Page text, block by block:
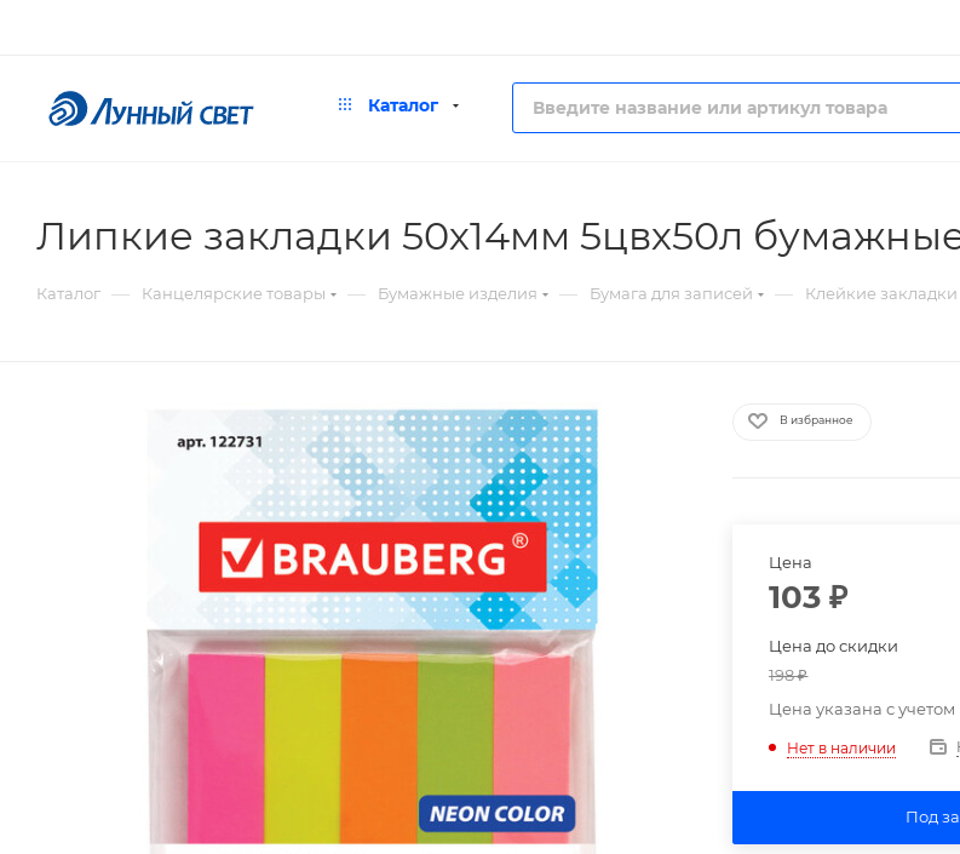
Каталог
Липкие закладки 50х14мм 5цвх50л бумажные
Каталог — Канцелярские товары — Бумажные изделия — Бумага для записей — Клейкие закладки
В избранное
Цена
103 ₽
Цена до скидки
198₽
Цена указана с
Нет в наличии
Под